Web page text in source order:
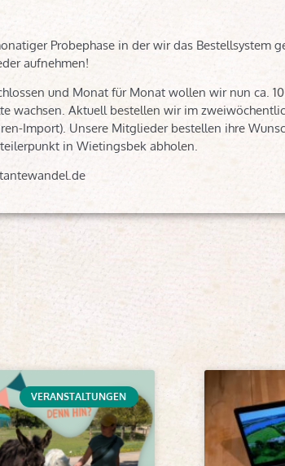
Probephase in der wir das Bestellsystem
aufnehmen!
und Monat für Monat wollen wir nun ca.
wachsen. Aktuell bestellen wir im
Import). Unsere Mitglieder bestellen ihre
in Wietingsbek abholen.
VERANSTALTUNGEN